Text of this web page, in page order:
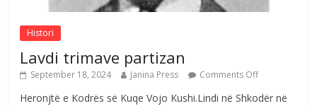
Histori
Lavdi trimave partizan
September 18, 2024 Janina Press Comments Off
Heronjtë e Kodrës së Kuqe Vojo Kushi.Lindi në Shkodër në